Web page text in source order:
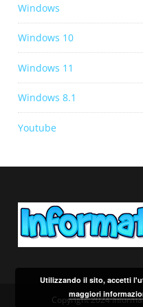
Windows
Windows 10
Windows 11
Windows 8.1
Youtube
Copyright 2024
Utilizzando il sito, accetti
maggiori